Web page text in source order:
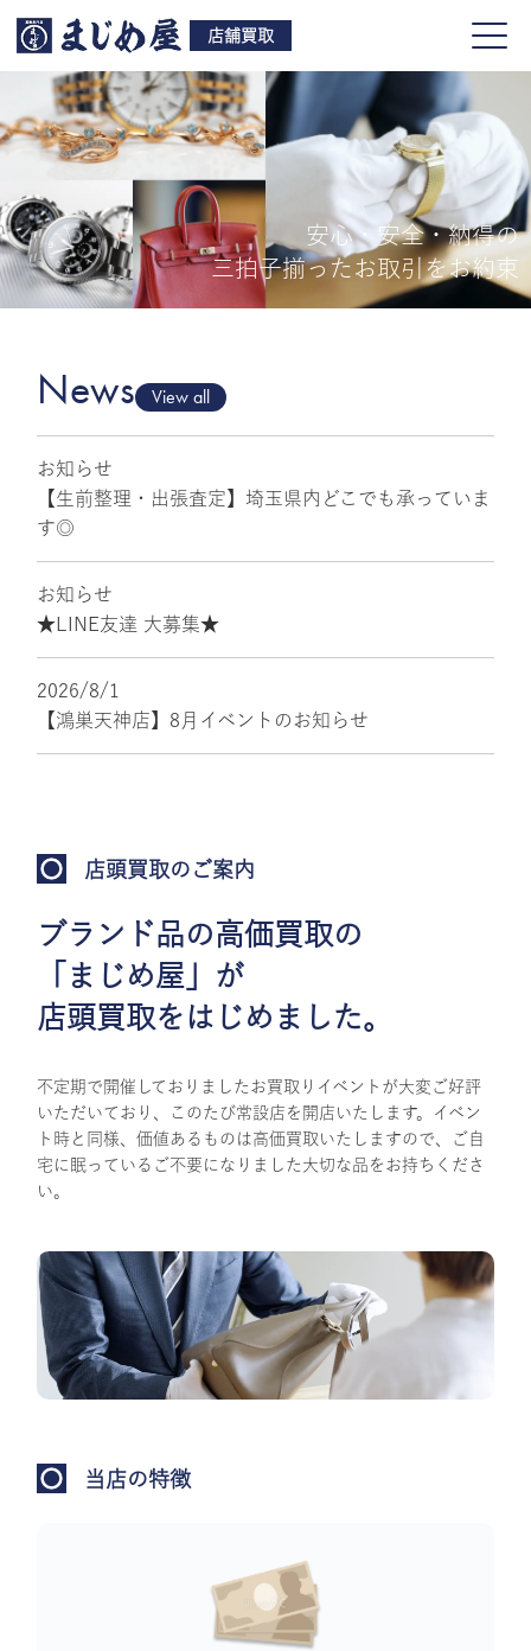
店舗買取
買取品目
店舗一覧
安心・安全・納得の
三拍子揃ったお取引をお約束
News View all
お知らせ
【生前整理・出張査定】埼玉県内どこでも承っていま
す◎
お知らせ
★LINE友達 大募集★
2026/8/1
【鴻巣天神店】8月イベントのお知らせ
店頭買取のご案内
ブランド品の高価買取の
「まじめ屋」が
店頭買取をはじめました。
不定期で開催しておりましたお買取りイベントが大変ご好評
いただいており、このたび常設店を開店いたします。イベン
ト時と同様、価値あるものは高価買取いたしますので、ご自
宅に眠っているご不要になりました大切な品をお持ちくださ
い。
当店の特徴